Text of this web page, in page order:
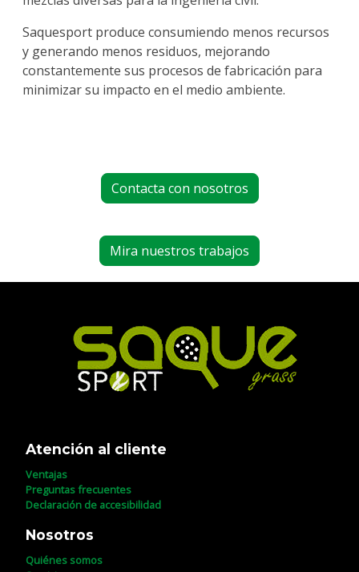
Saquesport produce consumiendo menos recursos
y generando menos residuos, mejorando
constantemente sus procesos de fabricación para
minimizar su impacto en el medio ambiente.
Contacta con nosotros
Mira nuestros trabajos
Atención al cliente
Ventajas
Preguntas frecuentes
Declaración de accesibilidad
Nosotros
Quiénes somos